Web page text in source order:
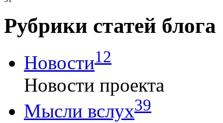
Рубрики статей блога
Новости12
Новости проекта
Мысли вслух39